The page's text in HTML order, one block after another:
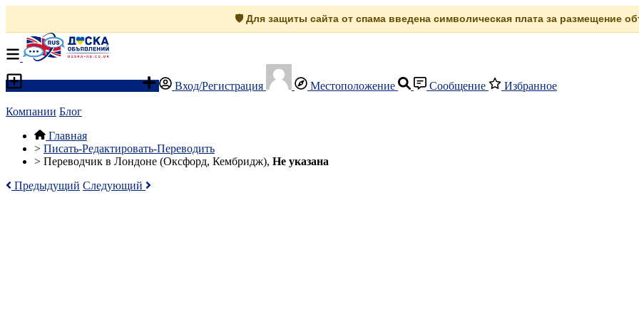
🛡️ Для защиты сайта от спама введена символическая плата за размещение
Вход/Регистрация Местоположение Сообщение Избранное
Компании Блог
Главная
> Писать-Редактировать-Переводить
> Переводчик в Лондоне (Оксфорд, Кембридж), Не указана
Предыдущий Следующий